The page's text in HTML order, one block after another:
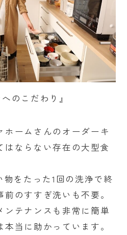
のこだわり』
ホームさんのオーダーキ
はならない存在の大型食
物をたった1回の洗浄で終
のすすぎ洗いも不要。
ンテナンスも非常に簡単
当に助かっています。